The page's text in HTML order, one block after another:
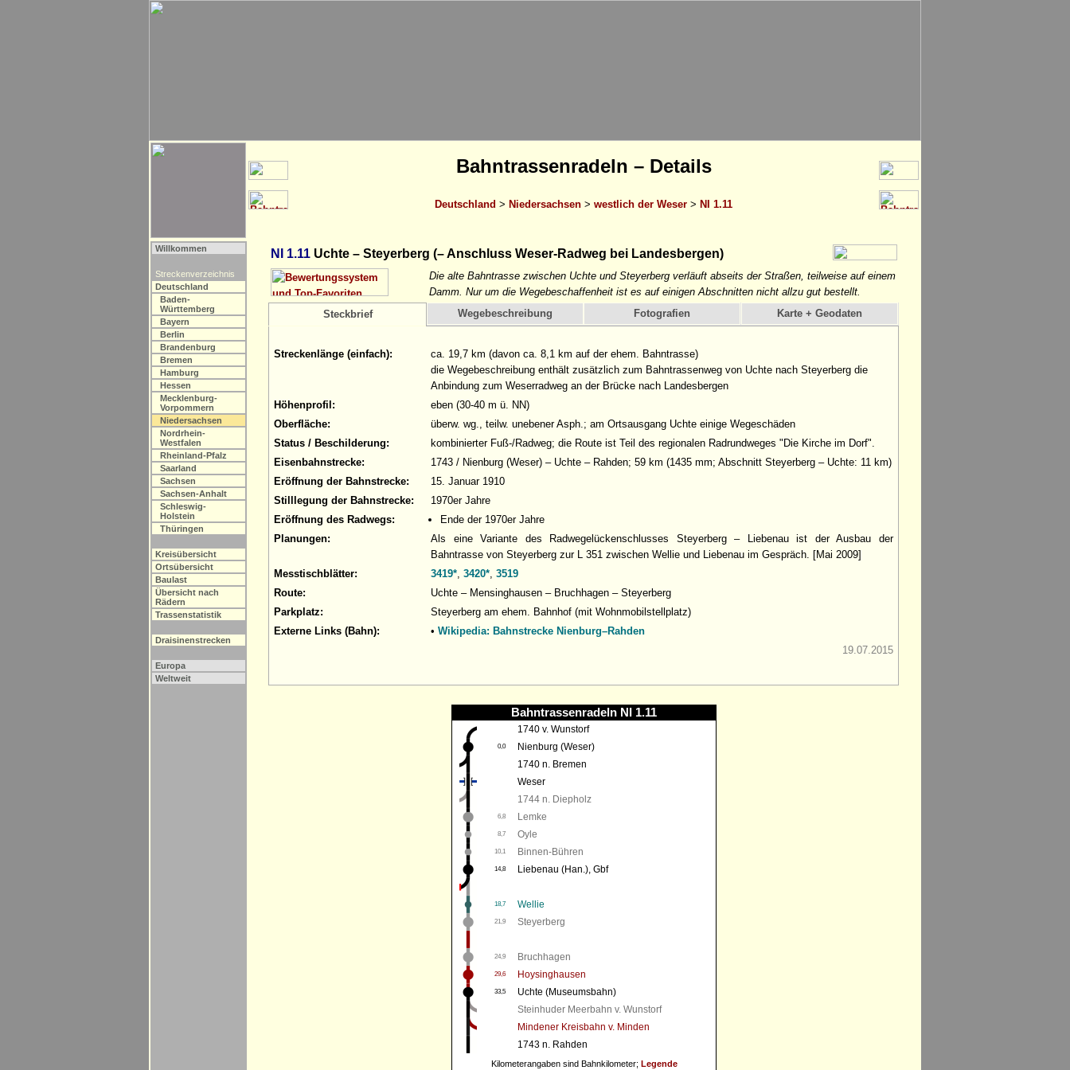
Bahntrassenradeln – Details
Deutschland > Niedersachsen > westlich der Weser > NI 1.11
Willkommen
Streckenverzeichnis
Deutschland
Baden-
Württemberg
Bayern
Berlin
Brandenburg
Bremen
Hamburg
Hessen
Mecklenburg-
Vorpommern
Niedersachsen
Nordrhein-
Westfalen
Rheinland-Pfalz
Saarland
Sachsen
Sachsen-Anhalt
Schleswig-
Holstein
Thüringen
Kreisübersicht
Ortsübersicht
Baulast
Übersicht nach
Rädern
Trassenstatistik
Draisinenstrecken
Europa
Weltweit
NI 1.11 Uchte – Steyerberg (– Anschluss Weser-Radweg bei Landesbergen)
Die alte Bahntrasse zwischen Uchte und Steyerberg verläuft abseits der Straßen, teilweise auf einem
Damm. Nur um die Wegebeschaffenheit ist es auf einigen Abschnitten nicht allzu gut bestellt.
Steckbrief
Wegebeschreibung Fotografien Karte + Geodaten
Streckenlänge (einfach):
ca. 19,7 km (davon ca. 8,1 km auf der ehem. Bahntrasse)
die Wegebeschreibung enthält zusätzlich zum Bahntrassenweg von Uchte nach Steyerberg die
Anbindung zum Weserradweg an der Brücke nach Landesbergen
Höhenprofil:
eben (30-40 m ü. NN)
Oberfläche:
überw. wg., teilw. unebener Asph.; am Ortsausgang Uchte einige Wegeschäden
Status / Beschilderung:
kombinierter Fuß-/Radweg; die Route ist Teil des regionalen Radrundweges "Die Kirche im Dorf".
Eisenbahnstrecke:
1743 / Nienburg (Weser) – Uchte – Rahden; 59 km (1435 mm; Abschnitt Steyerberg – Uchte: 11 km)
Eröffnung der Bahnstrecke:
15. Januar 1910
Stilllegung der Bahnstrecke:
1970er Jahre
Eröffnung des Radwegs:
Ende der 1970er Jahre
Planungen:
Als eine Variante des Radwegelückenschlusses Steyerberg – Liebenau ist der Ausbau der
Bahntrasse von Steyerberg zur L 351 zwischen Wellie und Liebenau im Gespräch. [Mai 2009]
Messtischblätter:
3419*, 3420*, 3519
Route:
Uchte – Mensinghausen – Bruchhagen – Steyerberg
Parkplatz:
Steyerberg am ehem. Bahnhof (mit Wohnmobilstellplatz)
Externe Links (Bahn):
• Wikipedia: Bahnstrecke Nienburg–Rahden
19.07.2015
Bahntrassenradeln NI 1.11
1740 v. Wunstorf
0,0
Nienburg (Weser)
1740 n. Bremen
Weser
1744 n. Diepholz
6,8 Lemke
8,7 Oyle
10,1 Binnen-Bühren
14,8 Liebenau (Han.), Gbf
18,7 Wellie
21,9 Steyerberg
24,9 Bruchhagen
29,6 Hoysinghausen
33,5
Uchte (Museumsbahn)
Steinhuder Meerbahn v. Wunstorf
Mindener Kreisbahn v. Minden
1743 n. Rahden
Kilometerangaben sind Bahnkilometer; Legende